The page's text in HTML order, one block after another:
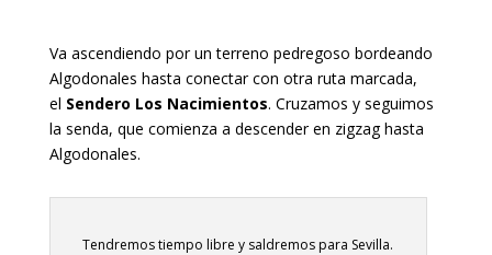
Va ascendiendo por un terreno pedregoso bordeando
Algodonales hasta conectar con otra ruta marcada,
el Sendero Los Nacimientos. Cruzamos y seguimos
la senda, que comienza a descender en zigzag hasta
Algodonales.
Tendremos tiempo libre y saldremos para Sevilla.